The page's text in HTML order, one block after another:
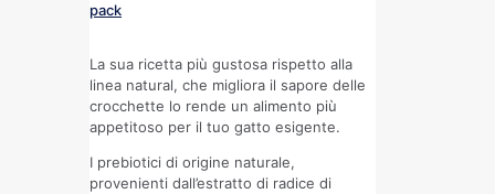
pack
La sua ricetta più gustosa rispetto alla
linea natural, che migliora il sapore delle
crocchette lo rende un alimento più
appetitoso per il tuo gatto esigente.
I prebiotici di origine naturale,
provenienti dall’estratto di radice di